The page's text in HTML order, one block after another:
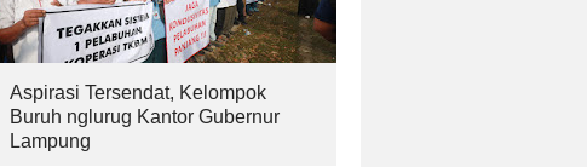
Aspirasi Tersendat, Kelompok
Buruh nglurug Kantor Gubernur
Lampung